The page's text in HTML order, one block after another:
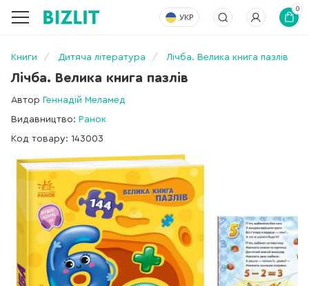
УКР
0
Книги Дитяча література Лічба. Велика книга пазлів
Лічба. Велика книга пазлів
Автор Геннадій Меламед
Видавництво: Ранок
Код товару: 143003